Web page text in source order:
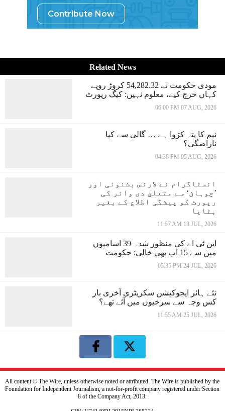
Contribute Now
Related News
مودی حکومت نے 54,282.32 کروڑ روپے
کہاں خرچ کیے، معلوم نہیں: کیگ رپورٹ
06:00 PM 07 AUG, 2026
نیم کا پتہ کڑوا ہے … گالی سے کیا
ناراضگی؟
04:36 PM 05 AUG, 2026
انسٹاگرام نے لارنس بشنوئی اور
’چوہان‘ سے متعلق دی وائر کی
رپورٹ کو پیشگی اطلاع کے بغیر
ہٹایا
11:57 AM 18 JUL, 2026
این ٹی اے کی منظور شدہ 39 اسامیوں
میں سے 15 اب بھی خالی: حکومت
05:35 PM 24 JUL, 2026
نئے ہائر ایجوکیشن سکریٹری آخری بار
کس وجہ سے سرخیوں میں آئے تھے؟
11:55 AM 25 JUL, 2026
All content © The Wire, unless otherwise noted or attributed. The Wire is published by the
Foundation for Independent Journalism, a not-for-profit company registered under Section
8 of the Company Act, 2013.